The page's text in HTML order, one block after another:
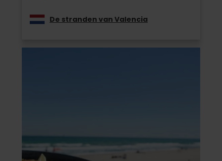
De stranden van Valencia